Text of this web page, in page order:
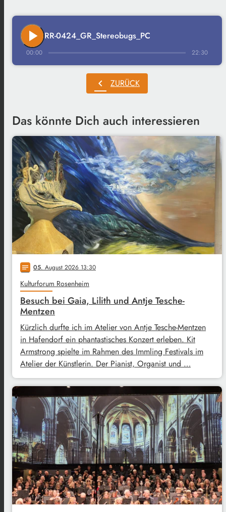
play_arrow RR-0424_GR_Stereobugs_PC
00:00 22:30
chevron_left ZURÜCK
Das könnte Dich auch interessieren
notes 05. August 2026 13:30
Kulturforum Rosenheim
Besuch bei Gaia, Lilith und Antje Tesche-
Mentzen
Kürzlich durfte ich im Atelier von Antje Tesche-Mentzen
in Hafendorf ein phantastisches Konzert erleben. Kit
Armstrong spielte im Rahmen des Immling Festivals im
Atelier der Künstlerin. Der Pianist, Organist und …